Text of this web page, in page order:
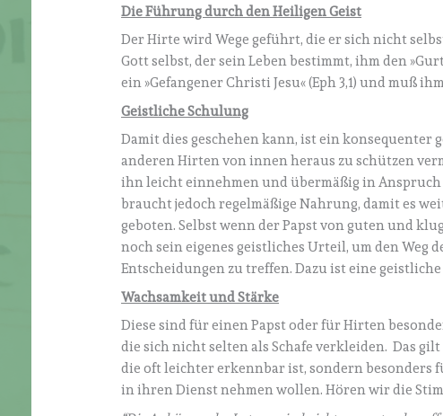
Die Führung durch den Heiligen Geist
Der Hirte wird Wege geführt, die er sich nicht
Gott selbst, der sein Leben bestimmt, ihm den
ein »Gefangener Christi Jesu« (Eph 3,1) und muß
Geistliche Schulung
Damit dies geschehen kann, ist ein
anderen Hirten von innen heraus zu schützen
ihn leicht einnehmen und übermäßig in
braucht jedoch regelmäßige Nahrung, damit es
geboten. Selbst wenn der Papst von guten und
noch sein eigenes geistliches Urteil, um den
Entscheidungen zu treffen. Dazu ist eine
Wachsamkeit und Stärke
Diese sind für einen Papst oder für Hirten
die sich nicht selten als Schafe verkleiden. Das
die oft leichter erkennbar ist, sondern besonders
in ihren Dienst nehmen wollen. Hören wir die